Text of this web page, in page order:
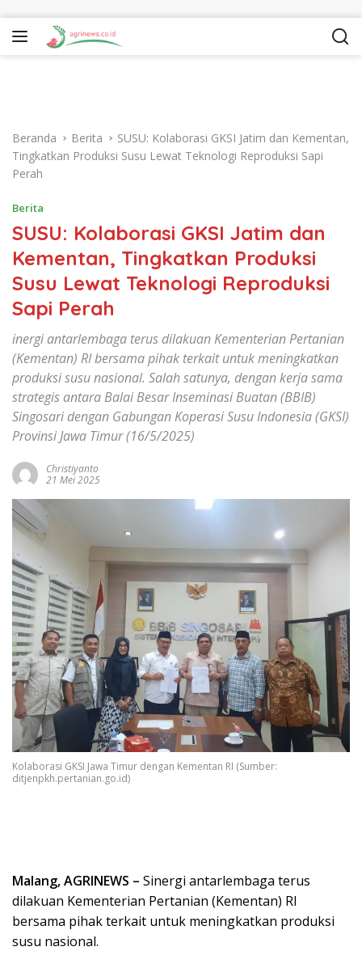
Beranda Berita
SUSU: Kolaborasi GKSI Jatim dan Kementan,
Tingkatkan Produksi Susu Lewat Teknologi Reproduksi Sapi
Perah
Berita
SUSU: Kolaborasi GKSI Jatim dan
Kementan, Tingkatkan Produksi
Susu Lewat Teknologi Reproduksi
Sapi Perah
inergi antarlembaga terus dilakuan Kementerian Pertanian
(Kementan) RI bersama pihak terkait untuk meningkatkan
produksi susu nasional. Salah satunya, dengan kerja sama
strategis antara Balai Besar Inseminasi Buatan (BBIB)
Singosari dengan Gabungan Koperasi Susu Indonesia (GKSI)
Provinsi Jawa Timur (16/5/2025)
Christiyanto
21 Mei 2025
Kolaborasi GKSI Jawa Timur dengan Kementan RI (Sumber:
ditjenpkh.pertanian.go.id)
Malang, AGRINEWS – Sinergi antarlembaga terus
dilakuan Kementerian Pertanian (Kementan) RI
bersama pihak terkait untuk meningkatkan produksi
susu nasional.